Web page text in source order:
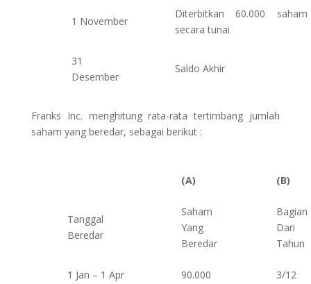
1 November
Diterbitkan 60.000 saham
secara tunai
31
Desember
Saldo Akhir
Franks Inc. menghitung rata-rata tertimbang jumlah
saham yang beredar, sebagai berikut :
(A) (B)
Tanggal
Beredar
Saham
Yang
Beredar
Bagian
Dari
Tahun
1 Jan – 1 Apr 90.000 3/12